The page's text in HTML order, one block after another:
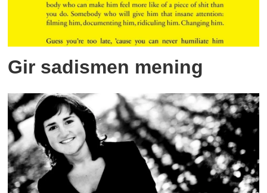
Gir sadismen mening